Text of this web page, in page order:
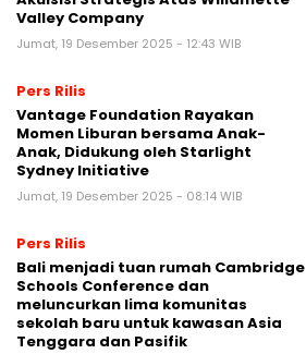
Valley Company
Jumat, 19 Desember 2025 - 12:43 WIB
Pers Rilis
Vantage Foundation Rayakan
Momen Liburan bersama Anak-
Anak, Didukung oleh Starlight
Sydney Initiative
Jumat, 19 Desember 2025 - 08:14 WIB
Pers Rilis
Bali menjadi tuan rumah Cambridge
Schools Conference dan
meluncurkan lima komunitas
sekolah baru untuk kawasan Asia
Tenggara dan Pasifik